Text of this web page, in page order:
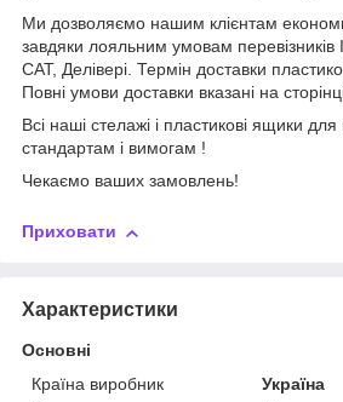
Ми дозволяємо нашим клієнтам
завдяки лояльним умовам
САТ, Делівері. Термін доставки
Повні умови доставки вказані на
Всі наші стелажі і пластикові ящики для
стандартам і вимогам !
Чекаємо ваших замовлень!
Приховати
Характеристики
Основні
Країна виробник
Україна